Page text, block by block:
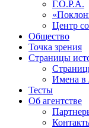
Г.О.Р.А.
Центр
Общество
Точка зрения
Страницы
Имена в
Тесты
Об агентстве